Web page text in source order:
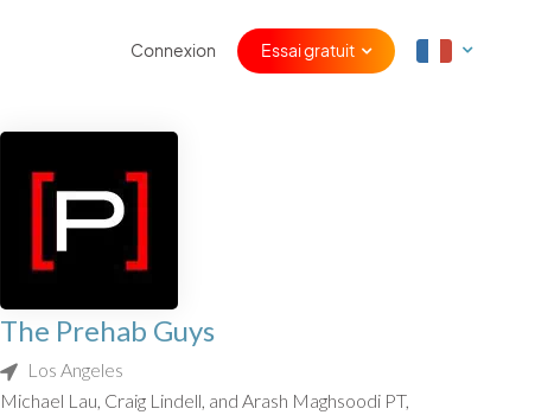
Connexion Essai gratuit
The Prehab Guys
Los Angeles
Michael Lau, Craig Lindell, and Arash Maghsoodi PT,